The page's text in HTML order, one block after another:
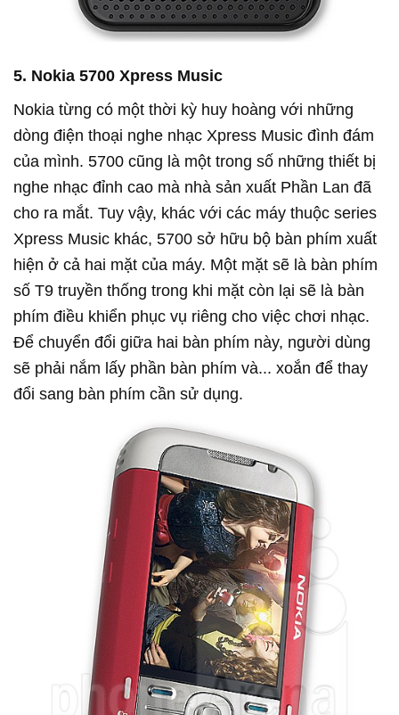
5. Nokia 5700 Xpress Music
Nokia từng có một thời kỳ huy hoàng với những
dòng điện thoại nghe nhạc Xpress Music đình đám
của mình. 5700 cũng là một trong số những thiết bị
nghe nhạc đỉnh cao mà nhà sản xuất Phần Lan đã
cho ra mắt. Tuy vậy, khác với các máy thuộc series
Xpress Music khác, 5700 sở hữu bộ bàn phím xuất
hiện ở cả hai mặt của máy. Một mặt sẽ là bàn phím
số T9 truyền thống trong khi mặt còn lại sẽ là bàn
phím điều khiển phục vụ riêng cho việc chơi nhạc.
Để chuyển đổi giữa hai bàn phím này, người dùng
sẽ phải nắm lấy phần bàn phím và... xoắn để thay
đổi sang bàn phím cần sử dụng.